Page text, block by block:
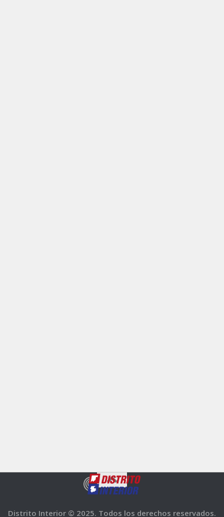
Distrito Interior © 2025. Todos los derechos reservados.